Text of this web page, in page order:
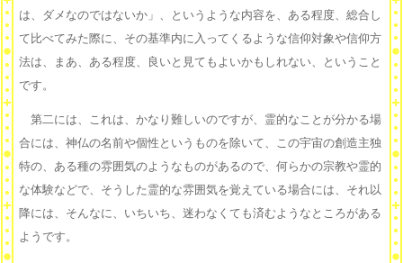
は、ダメなのではないか」、というような内容を、ある程度、総合し
て比べてみた際に、その基準内に入ってくるような信仰対象や信仰方
法は、まあ、ある程度、良いと見てもよいかもしれない、ということ
です。
第二には、これは、かなり難しいのですが、霊的なことが分かる場
合には、神仏の名前や個性というものを除いて、この宇宙の創造主独
特の、ある種の雰囲気のようなものがあるので、何らかの宗教や霊的
な体験などで、そうした霊的な雰囲気を覚えている場合には、それ以
降には、そんなに、いちいち、迷わなくても済むようなところがある
ようです。